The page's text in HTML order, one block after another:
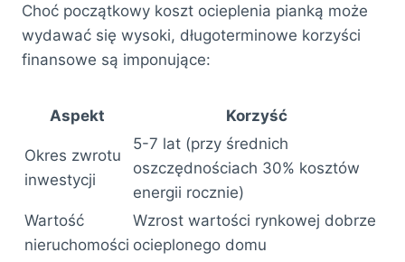
Choć początkowy koszt ocieplenia pianką może
wydawać się wysoki, długoterminowe korzyści
finansowe są imponujące:
Aspekt Korzyść
Okres zwrotu
inwestycji
5-7 lat (przy średnich
oszczędnościach 30% kosztów
energii rocznie)
Wartość
nieruchomości
Wzrost wartości rynkowej dobrze
ocieplonego domu